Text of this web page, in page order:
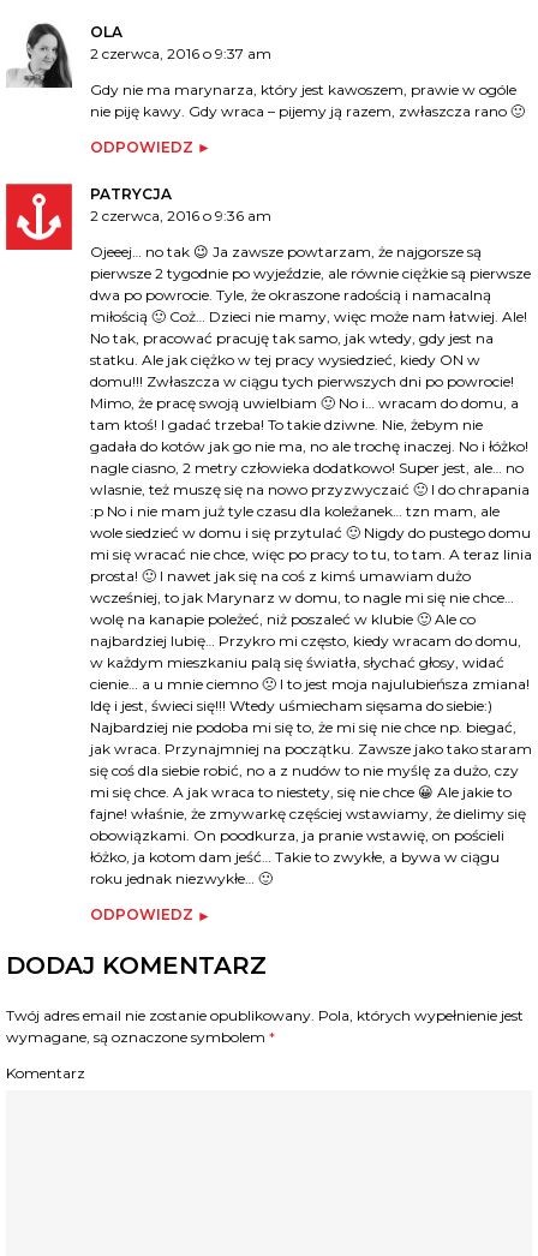
OLA
2 czerwca, 2016 o 9:37 am
Gdy nie ma marynarza, który jest kawoszem, prawie w ogóle
nie piję kawy. Gdy wraca – pijemy ją razem, zwłaszcza rano 🙂
ODPOWIEDZ
PATRYCJA
2 czerwca, 2016 o 9:36 am
Ojeeej… no tak 😉 Ja zawsze powtarzam, że najgorsze są
pierwsze 2 tygodnie po wyjeździe, ale równie ciężkie są pierwsze
dwa po powrocie. Tyle, że okraszone radością i namacalną
miłością 🙂 Coż… Dzieci nie mamy, więc może nam łatwiej. Ale!
No tak, pracować pracuję tak samo, jak wtedy, gdy jest na
statku. Ale jak ciężko w tej pracy wysiedzieć, kiedy ON w
domu!!! Zwłaszcza w ciągu tych pierwszych dni po powrocie!
Mimo, że pracę swoją uwielbiam 🙂 No i… wracam do domu, a
tam ktoś! I gadać trzeba! To takie dziwne. Nie, żebym nie
gadała do kotów jak go nie ma, no ale trochę inaczej. No i łóżko!
nagle ciasno, 2 metry człowieka dodatkowo! Super jest, ale… no
wlasnie, też muszę się na nowo przyzwyczaić 🙂 I do chrapania
:p No i nie mam już tyle czasu dla koleżanek… tzn mam, ale
wole siedzieć w domu i się przytulać 🙂 Nigdy do pustego domu
mi się wracać nie chce, więc po pracy to tu, to tam. A teraz linia
prosta! 🙂 I nawet jak się na coś z kimś umawiam dużo
wcześniej, to jak Marynarz w domu, to nagle mi się nie chce…
wolę na kanapie poleżeć, niż poszaleć w klubie 🙂 Ale co
najbardziej lubię… Przykro mi często, kiedy wracam do domu,
w każdym mieszkaniu palą się światła, słychać głosy, widać
cienie… a u mnie ciemno 🙁 I to jest moja najulubieńsza zmiana!
Idę i jest, świeci się!!! Wtedy uśmiecham sięsama do siebie:)
Najbardziej nie podoba mi się to, że mi się nie chce np. biegać,
jak wraca. Przynajmniej na początku. Zawsze jako tako staram
się coś dla siebie robić, no a z nudów to nie myślę za dużo, czy
mi się chce. A jak wraca to niestety, się nie chce 😀 Ale jakie to
fajne! właśnie, że zmywarkę częściej wstawiamy, że dielimy się
obowiązkami. On poodkurza, ja pranie wstawię, on pościeli
łóżko, ja kotom dam jeść… Takie to zwykłe, a bywa w ciągu
roku jednak niezwykłe… 🙂
ODPOWIEDZ
DODAJ KOMENTARZ
Twój adres email nie zostanie opublikowany. Pola, których wypełnienie jest
wymagane, są oznaczone symbolem *
Komentarz